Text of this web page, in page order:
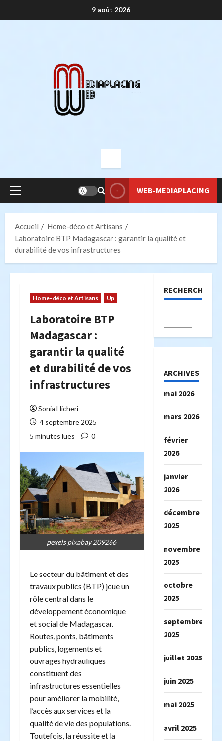
au
9 août 2026
Menu
WEB-MEDIAPLACING
Accueil
Home-déco et Artisans
Laboratoire BTP Madagascar : garantir la qualité et
durabilité de vos infrastructures
Home-déco et Artisans Up
Laboratoire BTP
Madagascar :
garantir la qualité
et durabilité de vos
infrastructures
Sonia Hicheri
4 septembre 2025
5 minutes lues
0
pexels pixabay 209266
Le secteur du bâtiment et des
travaux publics (BTP) joue un
rôle central dans le
développement économique
et social de Madagascar.
Routes, ponts, bâtiments
publics, logements et
ouvrages hydrauliques
constituent des
infrastructures essentielles
pour améliorer la mobilité,
l’accès aux services et la
qualité de vie des populations.
Toutefois, la réussite et la
RECHERCHER
ARCHIVES
mai 2026
mars 2026
février
2026
janvier
2026
décembre
2025
novembre
2025
octobre
2025
septembre
2025
juillet 2025
juin 2025
mai 2025
avril 2025